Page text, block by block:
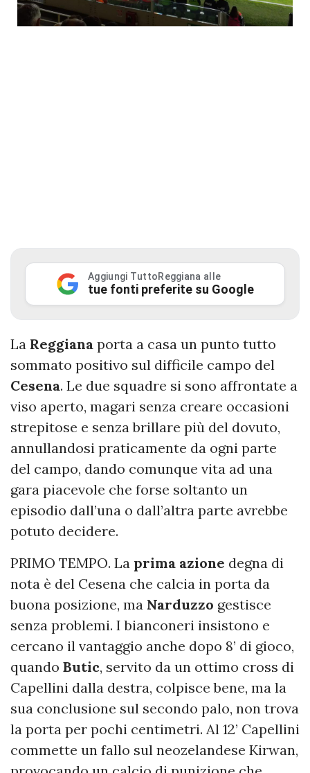
Aggiungi TuttoReggiana alle
tue fonti preferite su Google
La Reggiana porta a casa un punto tutto
sommato positivo sul difficile campo del
Cesena. Le due squadre si sono affrontate a
viso aperto, magari senza creare occasioni
strepitose e senza brillare più del dovuto,
annullandosi praticamente da ogni parte
del campo, dando comunque vita ad una
gara piacevole che forse soltanto un
episodio dall’una o dall’altra parte avrebbe
potuto decidere.
PRIMO TEMPO. La prima azione degna di
nota è del Cesena che calcia in porta da
buona posizione, ma Narduzzo gestisce
senza problemi. I bianconeri insistono e
cercano il vantaggio anche dopo 8’ di gioco,
quando Butic, servito da un ottimo cross di
Capellini dalla destra, colpisce bene, ma la
sua conclusione sul secondo palo, non trova
la porta per pochi centimetri. Al 12’ Capellini
commette un fallo sul neozelandese Kirwan,